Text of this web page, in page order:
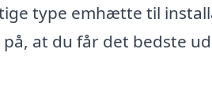
type emhætte til
at du får det bedste